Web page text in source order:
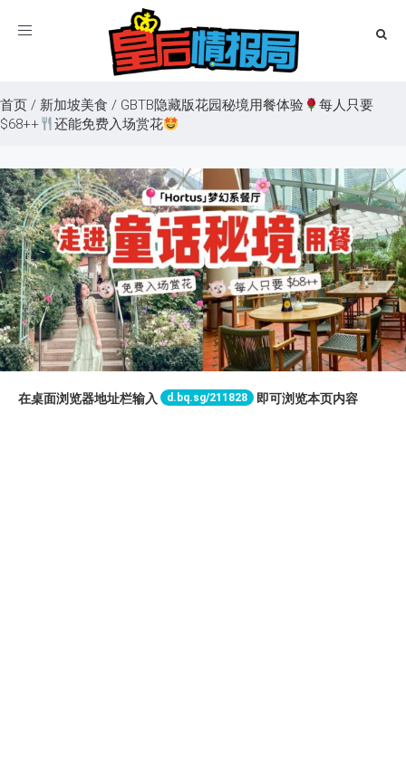
Toggle
首页 / 新加坡美食 / GBTB隐藏版花园秘境用餐体验
每人只要
$68++
还能免费入场赏花
在桌面浏览器地址栏输入 d.bq.sg/211828 即可浏览本页内容